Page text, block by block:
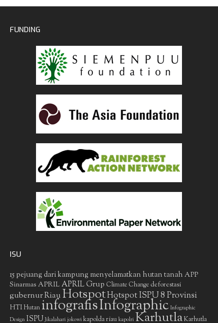
FUNDING
ISU
15 pejuang dari kampung menyelamatkan hutan tanah APP
Sinarmas APRIL APRIL Grup Climate Change deforestasi
gubernur RiauHotspotHotspot ISPU 8 Provinsi
HTIHutan infografisInfographic Infographic
Design ISPU Jikalahari jokowi kapolda riau kapolri KarhutlaKarhutla